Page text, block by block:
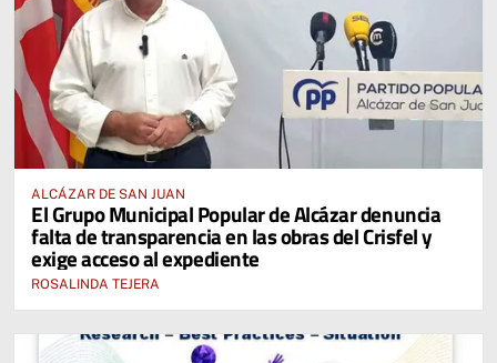
ALCÁZAR DE SAN JUAN
El Grupo Municipal Popular de Alcázar denuncia
falta de transparencia en las obras del Crisfel y
exige acceso al expediente
ROSALINDA TEJERA